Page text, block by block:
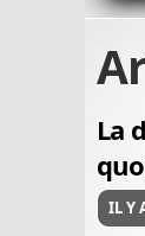
La
IL Y